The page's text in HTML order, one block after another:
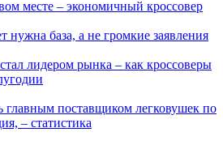
месте – экономичный кроссовер
нужна база, а не громкие заявления
лидером рынка – как кроссоверы
поставщиком легковушек по
– статистика